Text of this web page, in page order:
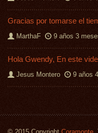
Gracias por tomarse el
MarthaF 9 años 3
Hola Gwendy, En este
Jesus Montero 9 años